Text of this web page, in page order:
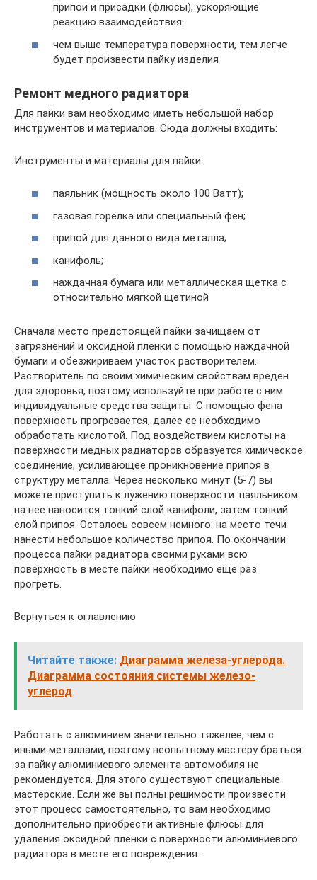
припои и присадки (флюсы), ускоряющие
реакцию взаимодействия:
чем выше температура поверхности, тем легче
будет произвести пайку изделия
Ремонт медного радиатора
Для пайки вам необходимо иметь небольшой набор
инструментов и материалов. Сюда должны входить:
Инструменты и материалы для пайки.
паяльник (мощность около 100 Ватт);
газовая горелка или специальный фен;
припой для данного вида металла;
канифоль;
наждачная бумага или металлическая щетка с
относительно мягкой щетиной
Сначала место предстоящей пайки зачищаем от
загрязнений и оксидной пленки с помощью наждачной
бумаги и обезжириваем участок растворителем.
Растворитель по своим химическим свойствам вреден
для здоровья, поэтому используйте при работе с ним
индивидуальные средства защиты. С помощью фена
поверхность прогревается, далее ее необходимо
обработать кислотой. Под воздействием кислоты на
поверхности медных радиаторов образуется химическое
соединение, усиливающее проникновение припоя в
структуру металла. Через несколько минут (5-7) вы
можете приступить к лужению поверхности: паяльником
на нее наносится тонкий слой канифоли, затем тонкий
слой припоя. Осталось совсем немного: на место течи
нанести небольшое количество припоя. По окончании
процесса пайки радиатора своими руками всю
поверхность в месте пайки необходимо еще раз
прогреть.
Вернуться к оглавлению
Читайте также: Диаграмма железа-углерода.
Диаграмма состояния системы железо-
углерод
Работать с алюминием значительно тяжелее, чем с
иными металлами, поэтому неопытному мастеру браться
за пайку алюминиевого элемента автомобиля не
рекомендуется. Для этого существуют специальные
мастерские. Если же вы полны решимости произвести
этот процесс самостоятельно, то вам необходимо
дополнительно приобрести активные флюсы для
удаления оксидной пленки с поверхности алюминиевого
радиатора в месте его повреждения.